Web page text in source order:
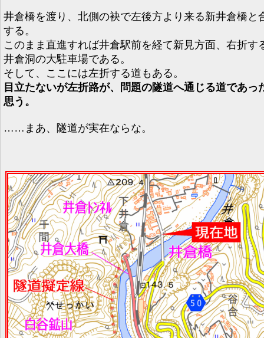
井倉橋を渡り、北側の袂で左後方より来る新井倉橋と
する。
このまま直進すれば井倉駅前を経て新見方面、右折す
井倉洞の大駐車場である。
そして、ここには左折する道もある。
目立たないが左折路が、問題の隧道へ通じる道であっ
思う。
……まあ、隧道が実在ならな。